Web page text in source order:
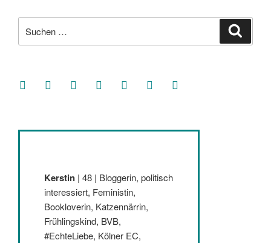
nach:
facebooksoundcloud
twitter mastodoninstagramthreads goodreads
Kerstin | 48 | Bloggerin, politisch
interessiert, Feministin,
Bookloverin, Katzennärrin,
Frühlingskind, BVB,
#EchteLiebe, Kölner EC,